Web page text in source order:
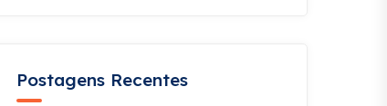
Postagens Recentes